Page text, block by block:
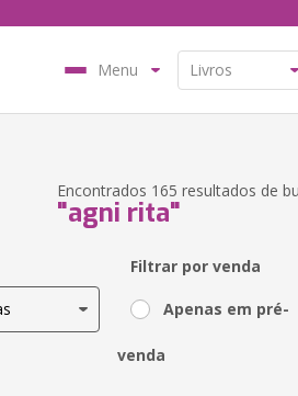
Menu
Encontrados 165 resultados de
"agni rita"
Filtrar por venda
Apenas em pré-
venda